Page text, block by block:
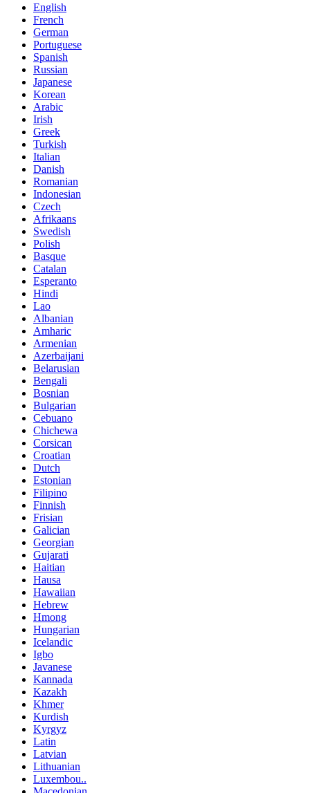
English
French
German
Portuguese
Spanish
Russian
Japanese
Korean
Arabic
Irish
Greek
Turkish
Italian
Danish
Romanian
Indonesian
Czech
Afrikaans
Swedish
Polish
Basque
Catalan
Esperanto
Hindi
Lao
Albanian
Amharic
Armenian
Azerbaijani
Belarusian
Bengali
Bosnian
Bulgarian
Cebuano
Chichewa
Corsican
Croatian
Dutch
Estonian
Filipino
Finnish
Frisian
Galician
Georgian
Gujarati
Haitian
Hausa
Hawaiian
Hebrew
Hmong
Hungarian
Icelandic
Igbo
Javanese
Kannada
Kazakh
Khmer
Kurdish
Kyrgyz
Latin
Latvian
Lithuanian
Luxembou..